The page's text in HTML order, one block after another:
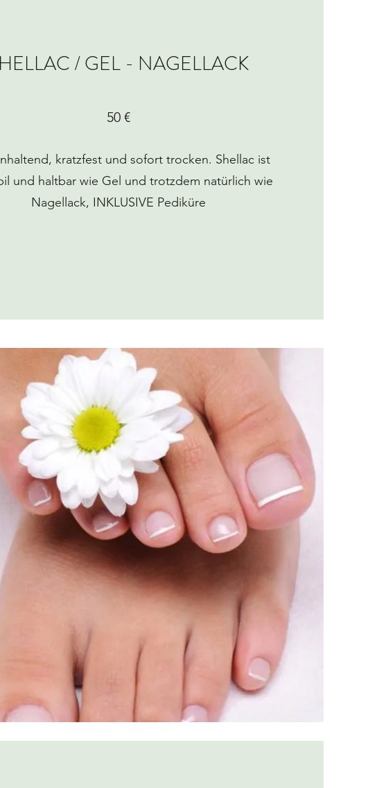
/ GEL - NAGELLACK
50 €
kratzfest und sofort trocken. Shellac ist
und haltbar wie Gel und trotzdem natürlich wie
Nagellack, INKLUSIVE Pediküre